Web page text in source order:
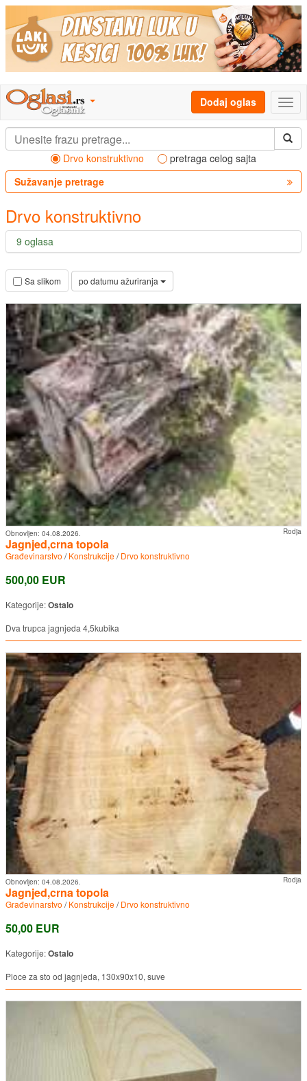
Dodaj oglas
Drvo konstruktivno
pretraga celog sajta
Sužavanje pretrage
Drvo konstruktivno
9 oglasa
Sa slikom po datumu ažuriranja
Rodja
Obnovljen: 04.08.2026.
Jagnjed,crna topola
Građevinarstvo /Konstrukcije/Drvo konstruktivno
500,00 EUR
Kategorije:Ostalo
Dva trupca jagnjeda 4,5kubika
Rodja
Obnovljen: 04.08.2026.
Jagnjed,crna topola
Građevinarstvo /Konstrukcije/Drvo konstruktivno
50,00 EUR
Kategorije:Ostalo
Ploce za sto od jagnjeda, 130x90x10, suve